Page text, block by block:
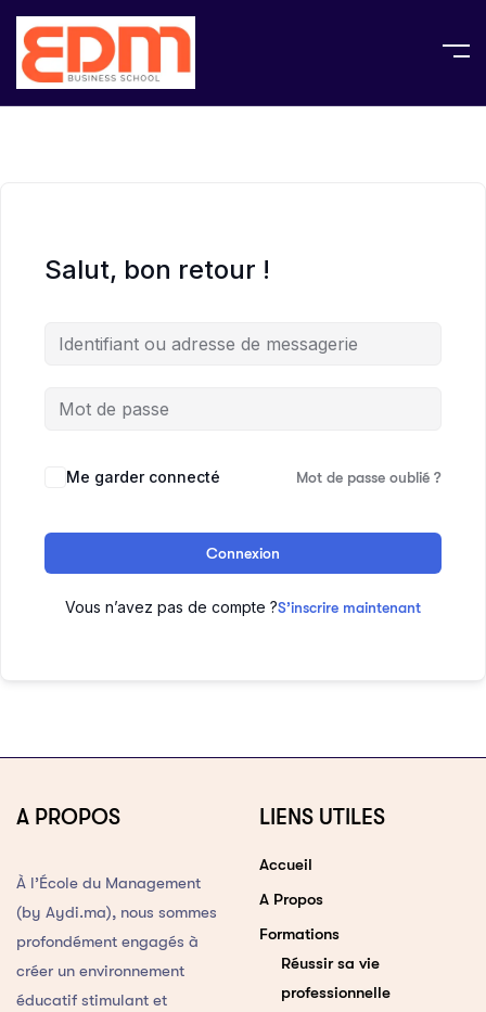
Salut, bon retour !
Me garder connecté Mot de passe oublié ?
Connexion
Vous n’avez pas de compte ?S’inscrire maintenant
A PROPOS
À l’École du Management
(by Aydi.ma), nous sommes
profondément engagés à
créer un environnement
éducatif stimulant et
LIENS UTILES
Accueil
A Propos
Formations
Réussir sa vie
professionnelle